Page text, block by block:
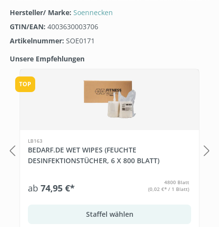
Hersteller/ Marke: Soennecken
GTIN/EAN: 4003630003706
Artikelnummer: SOE0171
Unsere Empfehlungen
TOP
LB163
BEDARF.DE WET WIPES (FEUCHTE
DESINFEKTIONSTÜCHER, 6 X 800 BLATT)
ab 74,95 €*
4800 Blatt
(0,02 €* / 1 Blatt)
Staffel wählen